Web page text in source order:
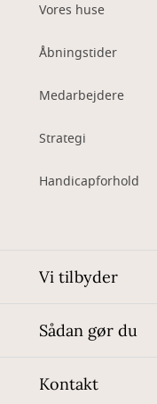
Vores huse
Åbningstider
Medarbejdere
Strategi
Handicapforhold
Vi tilbyder
Sådan gør du
Kontakt